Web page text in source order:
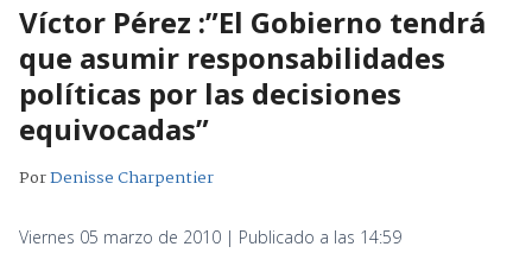
Víctor Pérez :”El Gobierno tendrá
que asumir responsabilidades
políticas por las decisiones
equivocadas”
PorDenisse Charpentier
Viernes 05 marzo de 2010 | Publicado a las 14:59